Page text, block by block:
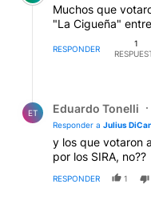
Muchos que
"La Cigueña"
RESPONDER
1
ET Eduardo Tonelli
Responder a Julius
y los que votaron
por los SIRA, no??
RESPONDER 1